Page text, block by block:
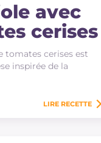
avec
cerises
tomates cerises est
inspirée de la
LIRE RECETTE